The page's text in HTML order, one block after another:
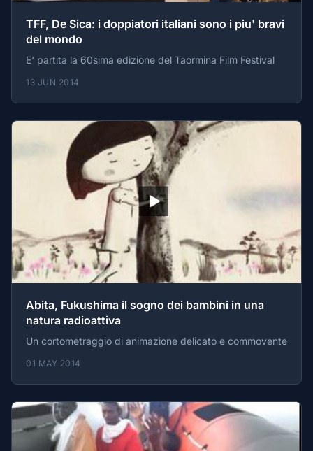
TFF, De Sica: i doppiatori italiani sono i piu' bravi
del mondo
E' partita la 60sima edizione del Taormina Film Festival
13 JUN 2014
Abita, Fukushima il sogno dei bambini in una
natura radioattiva
Un cortometraggio di animazione delicato e commovente
01 MAY 2014